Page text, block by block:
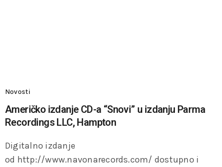
Novosti
Američko izdanje CD-a “Snovi” u izdanju Parma
Recordings LLC, Hampton
Digitalno izdanje
od http://www.navonarecords.com/ dostupno i